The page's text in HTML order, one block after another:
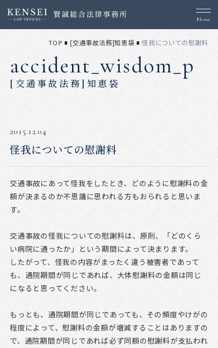
Menu
TOP [交通事故法務]知恵袋 怪我についての慰謝料
accident_wisdom_p
[交通事故法務]知恵袋
2015.12.04
怪我についての慰謝料
交通事故にあって怪我をしたとき、どのように慰謝料の金
額が決まるのか不思議に思われる方もおられると思いま
す。
交通事故の怪我についての慰謝料は、原則、「どのくら
い病院に通ったか」という期間によって決まります。
したがって、怪我の内容がまったく違う被害者であって
も、通院期間が同じであれば、大体慰謝料の金額は同じ
になると思ってください。
もっとも、通院期間が同じであっても、その頻度やけがの
程度によって、慰謝料の金額が増減することはありますの
で、通院期間が同じであれば必ず同額の慰謝料が支払われ